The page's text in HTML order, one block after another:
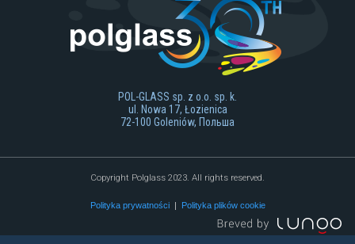
POL-GLASS sp. z o.o. sp. k.
ul. Nowa 17, Łozienica
72-100 Goleniów, Польша
Copyright Polglass 2023. All rights reserved.
Polityka prywatności| Polityka plików cookie